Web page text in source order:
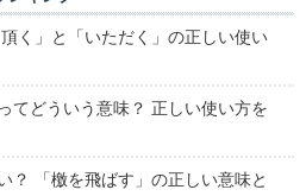
く」と「いただく」の正しい使い
てどういう意味？ 正しい使い方を
？ 「檄を飛ばす」の正しい意味と